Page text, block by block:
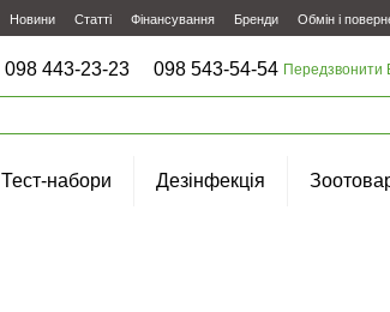
Новини Статті Фінансування Бренди Обмін і
098 443-23-23 098 543-54-54 Передзвонити
Тест-набори Дезінфекція